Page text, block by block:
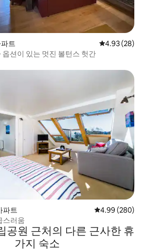
트 평점 4.93점(5
4.93 (28)
션이 있는 멋진 볼턴스 헛간
파트 평점 4.99점(5
4.99 (280)
스러움
공원 근처의 다른 근사한 휴
가지 숙소